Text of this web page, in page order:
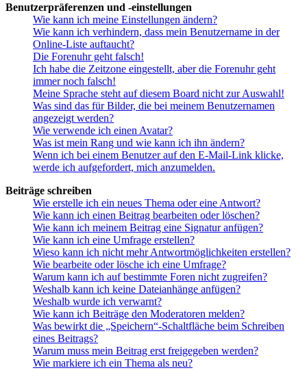
Benutzerpräferenzen und -einstellungen
Wie kann ich meine Einstellungen ändern?
Wie kann ich verhindern, dass mein Benutzername in der
Online-Liste auftaucht?
Die Forenuhr geht falsch!
Ich habe die Zeitzone eingestellt, aber die Forenuhr geht
immer noch falsch!
Meine Sprache steht auf diesem Board nicht zur Auswahl!
Was sind das für Bilder, die bei meinem Benutzernamen
angezeigt werden?
Wie verwende ich einen Avatar?
Was ist mein Rang und wie kann ich ihn ändern?
Wenn ich bei einem Benutzer auf den E-Mail-Link klicke,
werde ich aufgefordert, mich anzumelden.
Beiträge schreiben
Wie erstelle ich ein neues Thema oder eine Antwort?
Wie kann ich einen Beitrag bearbeiten oder löschen?
Wie kann ich meinem Beitrag eine Signatur anfügen?
Wie kann ich eine Umfrage erstellen?
Wieso kann ich nicht mehr Antwortmöglichkeiten erstellen?
Wie bearbeite oder lösche ich eine Umfrage?
Warum kann ich auf bestimmte Foren nicht zugreifen?
Weshalb kann ich keine Dateianhänge anfügen?
Weshalb wurde ich verwarnt?
Wie kann ich Beiträge den Moderatoren melden?
Was bewirkt die „Speichern“-Schaltfläche beim Schreiben
eines Beitrags?
Warum muss mein Beitrag erst freigegeben werden?
Wie markiere ich ein Thema als neu?